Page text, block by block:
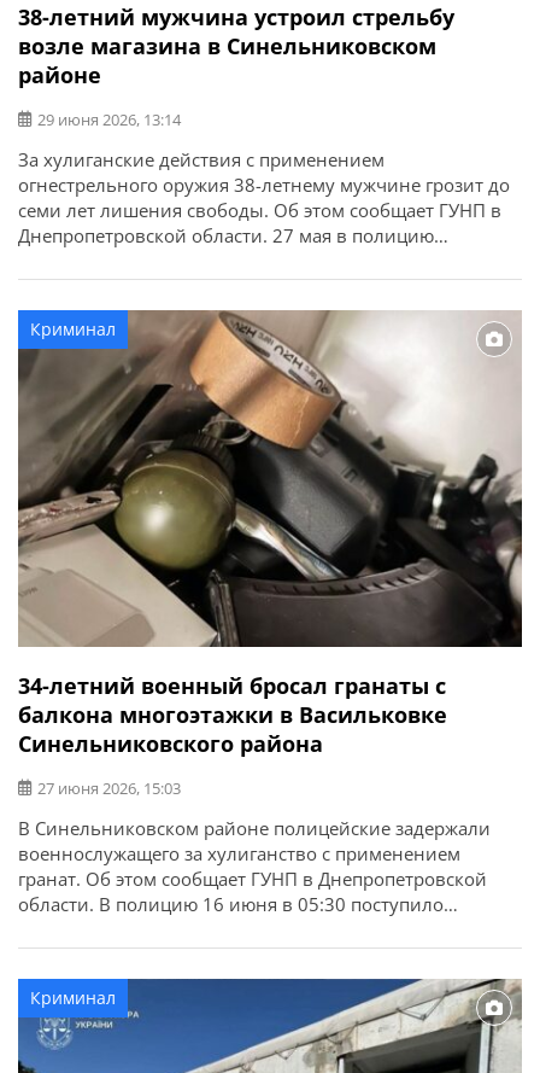
38-летний мужчина устроил стрельбу
возле магазина в Синельниковском
районе
29 июня 2026, 13:14
За хулиганские действия с применением
огнестрельного оружия 38-летнему мужчине грозит до
семи лет лишения свободы. Об этом сообщает ГУНП в
Днепропетровской области. 27 мая в полицию
магазина в Синельниковском районе.
Правоохранители установили, что двое мужчин с
явными признаками алкогольного опьянения
находились в автомобиле Daewoo Sens. Один из них
[…]
Криминал
34-летний военный бросал гранаты с
балкона многоэтажки в Васильковке
Синельниковского района
27 июня 2026, 15:03
В Синельниковском районе полицейские задержали
военнослужащего за хулиганство с применением
гранат. Об этом сообщает ГУНП в Днепропетровской
области. В полицию 16 июня в 05:30 поступило
форме бросал гранаты с балкона многоквартирного
дома в поселке Васильковка. В результате взрывов
пострадавших нет. Во дворе дома были обнаружены
остатки гранат […]
Криминал